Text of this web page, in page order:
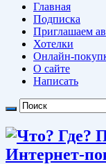
Главная
Подписка
Приглашаем
Хотелки
Онлайн-
О сайте
Написать
Интернет-